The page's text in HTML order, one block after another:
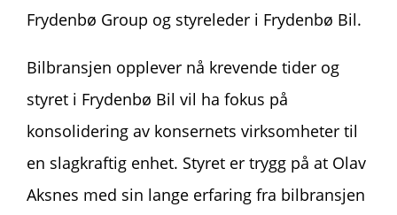
Frydenbø Group og styreleder i Frydenbø Bil.
Bilbransjen opplever nå krevende tider og
styret i Frydenbø Bil vil ha fokus på
konsolidering av konsernets virksomheter til
en slagkraftig enhet. Styret er trygg på at Olav
Aksnes med sin lange erfaring fra bilbransjen